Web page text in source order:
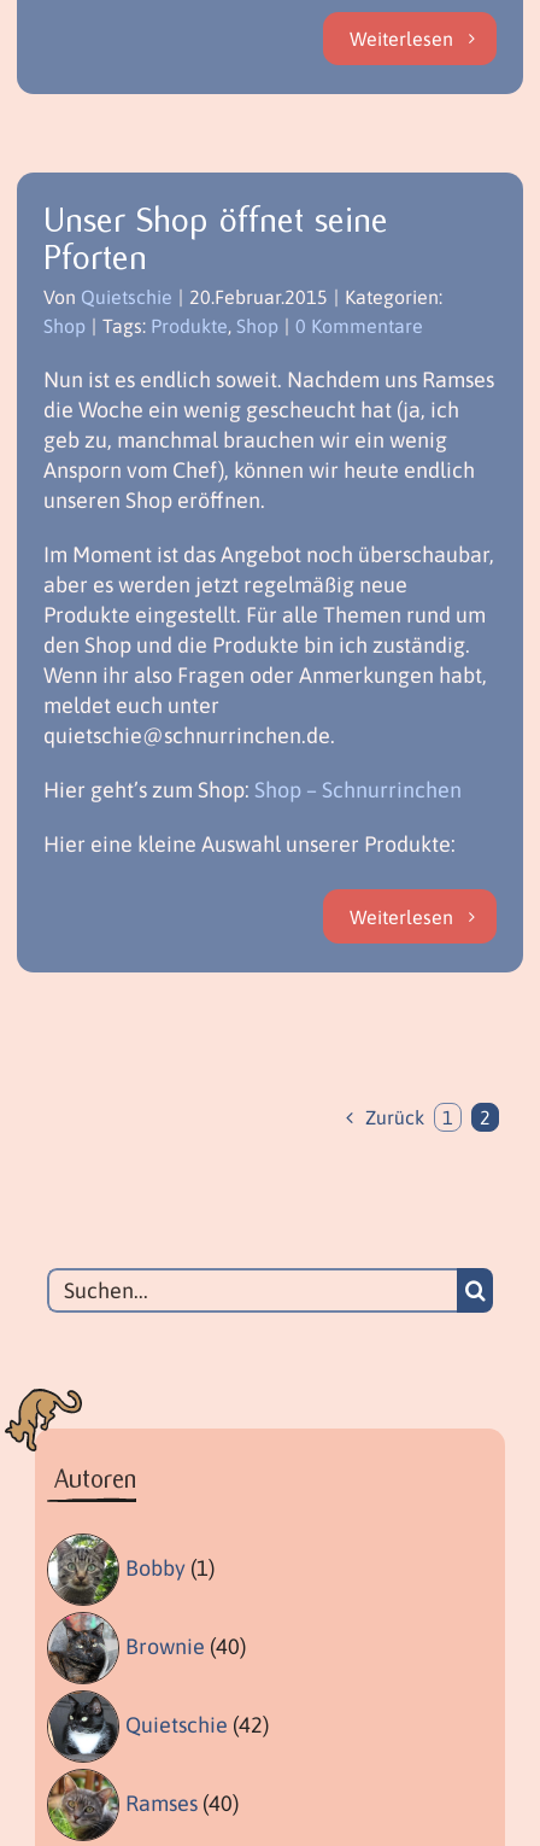
Weiterlesen
Unser Shop öffnet seine
Pforten
Von Quietschie 20.Februar.2015
Kategorien:
Shop
Tags: Produkte, Shop 0 Kommentare
Nun ist es endlich soweit. Nachdem uns Ramses
die Woche ein wenig gescheucht hat (ja, ich
geb zu, manchmal brauchen wir ein wenig
Ansporn vom Chef), können wir heute endlich
unseren Shop eröffnen.
Im Moment ist das Angebot noch überschaubar,
aber es werden jetzt regelmäßig neue
Produkte eingestellt. Für alle Themen rund um
den Shop und die Produkte bin ich zuständig.
Wenn ihr also Fragen oder Anmerkungen habt,
meldet euch unter
quietschie@schnurrinchen.de.
Hier geht’s zum Shop: Shop – Schnurrinchen
Hier eine kleine Auswahl unserer Produkte:
Weiterlesen
Zurück 1 2
Suche
nach:
Autoren
Bobby (1)
Brownie (40)
Quietschie (42)
Ramses (40)